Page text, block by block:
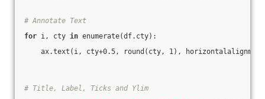
# Annotate Text
for i, cty in enumerate(df.cty):
ax.text(i, cty+0.5, round(cty, 1),
# Title, Label, Ticks and Ylim